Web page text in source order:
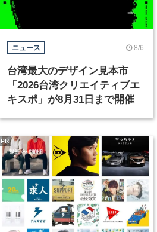
ニュース 8/6
台湾最大のデザイン見本市
「2026台湾クリエイティブエ
キスポ」が8月31日まで開催
PR